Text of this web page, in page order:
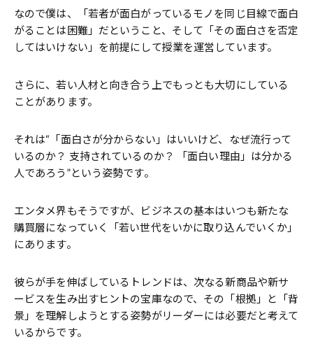
なので僕は、「若者が面白がっているモノを同じ目線で面白
がることは困難」だということ、そして「その面白さを否定
してはいけない」を前提にして授業を運営しています。
さらに、若い人材と向き合う上でもっとも大切にしている
ことがあります。
それは“「面白さが分からない」はいいけど、なぜ流行って
いるのか？ 支持されているのか？ 「面白い理由」は分かる
人であろう”という姿勢です。
エンタメ界もそうですが、ビジネスの基本はいつも新たな
購買層になっていく「若い世代をいかに取り込んでいくか」
にあります。
彼らが手を伸ばしているトレンドは、次なる新商品や新サ
ービスを生み出すヒントの宝庫なので、その「根拠」と「背
景」を理解しようとする姿勢がリーダーには必要だと考えて
いるからです。